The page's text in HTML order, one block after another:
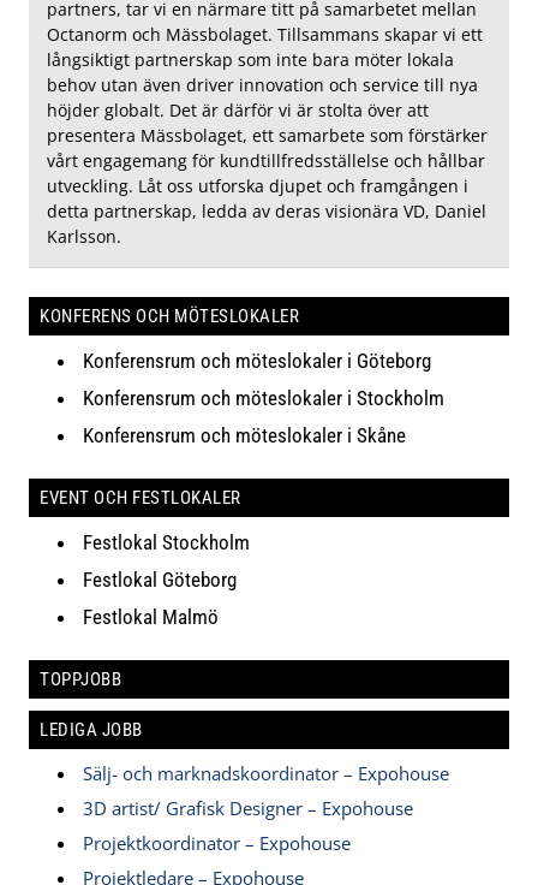
partners, tar vi en närmare titt på samarbetet mellan
Octanorm och Mässbolaget. Tillsammans skapar vi ett
långsiktigt partnerskap som inte bara möter lokala
behov utan även driver innovation och service till nya
höjder globalt. Det är därför vi är stolta över att
presentera Mässbolaget, ett samarbete som förstärker
vårt engagemang för kundtillfredsställelse och hållbar
utveckling. Låt oss utforska djupet och framgången i
detta partnerskap, ledda av deras visionära VD, Daniel
Karlsson.
KONFERENS OCH MÖTESLOKALER
Konferensrum och möteslokaler i Göteborg
Konferensrum och möteslokaler i Stockholm
Konferensrum och möteslokaler i Skåne
EVENT OCH FESTLOKALER
Festlokal Stockholm
Festlokal Göteborg
Festlokal Malmö
TOPPJOBB
LEDIGA JOBB
Sälj- och marknadskoordinator – Expohouse
3D artist/ Grafisk Designer – Expohouse
Projektkoordinator – Expohouse
Projektledare – Expohouse